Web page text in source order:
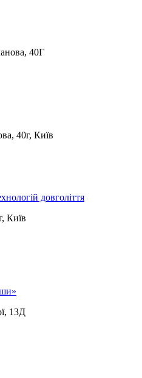
40Г
40г, Київ
довголіття
Київ
13Д